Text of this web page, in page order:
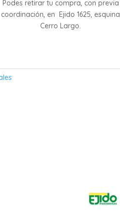
Podes retirar tu compra, con previa
coordinación, en Ejido 1625, esquina
Cerro Largo.